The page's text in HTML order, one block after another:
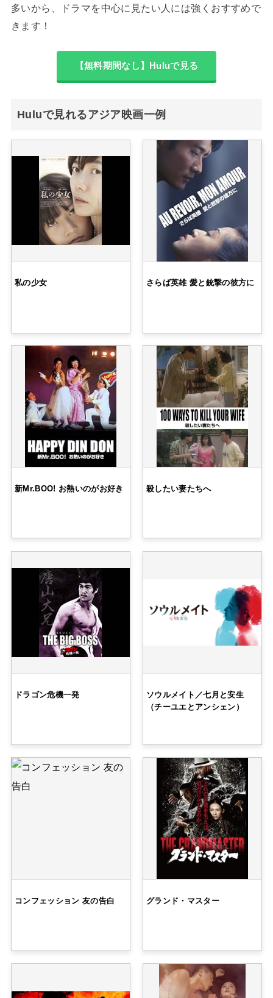
多いから、ドラマを中心に見たい人には強くおすすめで
きます！
【無料期間なし】Huluで見る
Huluで見れるアジア映画一例
私の少女 さらば英雄 愛と銃撃の彼方に
新Mr.BOO! お熱いのがお好き 殺したい妻たちへ
ドラゴン危機一発
ソウルメイト／七月と安生
（チーユエとアンシェン）
コンフェッション 友の告白 グランド・マスター